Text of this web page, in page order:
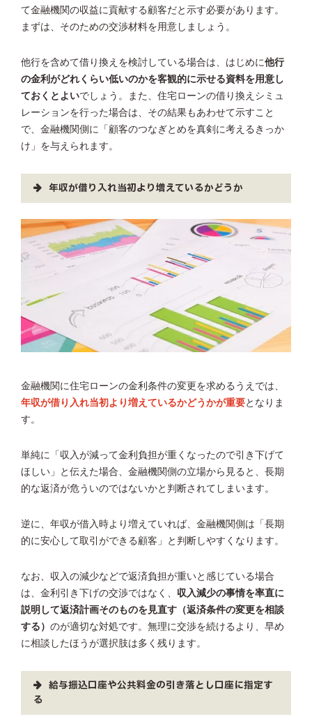
て金融機関の収益に貢献する顧客だと示す必要があります。
まずは、そのための交渉材料を用意しましょう。
他行を含めて借り換えを検討している場合は、はじめに他行
の金利がどれくらい低いのかを客観的に示せる資料を用意し
ておくとよいでしょう。また、住宅ローンの借り換えシミュ
レーションを行った場合は、その結果もあわせて示すこと
で、金融機関側に「顧客のつなぎとめを真剣に考えるきっか
け」を与えられます。
年収が借り入れ当初より増えているかどうか
金融機関に住宅ローンの金利条件の変更を求めるうえでは、
年収が借り入れ当初より増えているかどうかが重要となりま
す。
単純に「収入が減って金利負担が重くなったので引き下げて
ほしい」と伝えた場合、金融機関側の立場から見ると、長期
的な返済が危ういのではないかと判断されてしまいます。
逆に、年収が借入時より増えていれば、金融機関側は「長期
的に安心して取引ができる顧客」と判断しやすくなります。
なお、収入の減少などで返済負担が重いと感じている場合
は、金利引き下げの交渉ではなく、 収入減少の事情を率直に
説明して返済計画そのものを見直す（返済条件の変更を相談
する） のが適切な対処です。無理に交渉を続けるより、早め
に相談したほうが選択肢は多く残ります。
給与振込口座や公共料金の引き落とし口座に指定す
る